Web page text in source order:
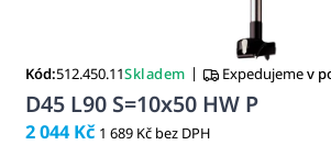
Kód:512.450.11Skladem | Expedujemev
D45 L90 S=10x50 HW P
2 044 Kč 1 689 Kč bez DPH